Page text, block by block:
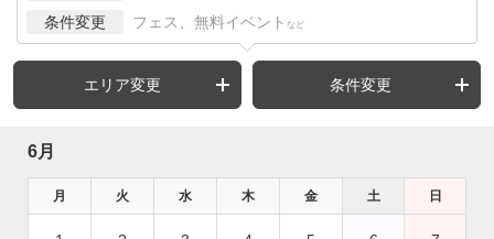
条件変更 フェス、無料イベント など
エリア変更 条件変更
6月
月 火 水 木 金 土 日